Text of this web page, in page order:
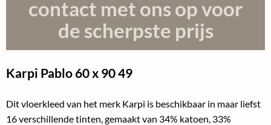
contact met ons op voor
de scherpste prijs
Karpi Pablo 60 x 90 49
Dit vloerkleed van het merk Karpi is beschikbaar in maar liefst
16 verschillende tinten, gemaakt van 34% katoen, 33%